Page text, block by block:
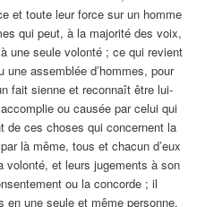
et toute leur force sur un homme
qui peut, à la majorité des voix,
une seule volonté ; ce qui revient
assemblée d’hommes, pour
fait sienne et reconnaît être lui-
ou causée par celui qui
de ces choses qui concernent la
là même, tous et chacun d’eux
volonté, et leurs jugements à son
ou la concorde ; il
en une seule et même personne,